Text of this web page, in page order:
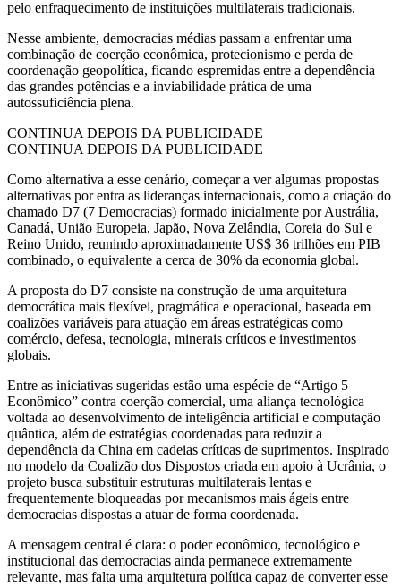
pelo enfraquecimento de instituições multilaterais tradicionais.
Nesse ambiente, democracias médias passam a enfrentar uma
combinação de coerção econômica, protecionismo e perda de
coordenação geopolítica, ficando espremidas entre a dependência
das grandes potências e a inviabilidade prática de uma
autossuficiência plena.
CONTINUA DEPOIS DA PUBLICIDADE
CONTINUA DEPOIS DA PUBLICIDADE
Como alternativa a esse cenário, começar a ver algumas propostas
alternativas por entra as lideranças internacionais, como a criação do
chamado D7 (7 Democracias) formado inicialmente por Austrália,
Canadá, União Europeia, Japão, Nova Zelândia, Coreia do Sul e
Reino Unido, reunindo aproximadamente US$ 36 trilhões em PIB
combinado, o equivalente a cerca de 30% da economia global.
A proposta do D7 consiste na construção de uma arquitetura
democrática mais flexível, pragmática e operacional, baseada em
coalizões variáveis para atuação em áreas estratégicas como
comércio, defesa, tecnologia, minerais críticos e investimentos
globais.
Entre as iniciativas sugeridas estão uma espécie de “Artigo 5
Econômico” contra coerção comercial, uma aliança tecnológica
voltada ao desenvolvimento de inteligência artificial e computação
quântica, além de estratégias coordenadas para reduzir a
dependência da China em cadeias críticas de suprimentos. Inspirado
no modelo da Coalizão dos Dispostos criada em apoio à Ucrânia, o
projeto busca substituir estruturas multilaterais lentas e
frequentemente bloqueadas por mecanismos mais ágeis entre
democracias dispostas a atuar de forma coordenada.
A mensagem central é clara: o poder econômico, tecnológico e
institucional das democracias ainda permanece extremamente
relevante, mas falta uma arquitetura política capaz de converter esse